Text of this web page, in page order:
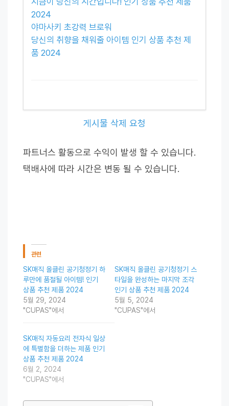
2024
야마사키 초강력 브로워
당신의 취향을 채워줄 아이템 인기 상품 추천 제
품 2024
게시물 삭제 요청
파트너스 활동으로 수익이 발생 할 수 있습니다.
택배사에 따라 시간은 변동 될 수 있습니다.
관련
SK매직 올클린 공기청정기 하
루만에 품절될 아이템! 인기
상품 추천 제품 2024
5월 29, 2024
"CUPAS"에서
SK매직 올클린 공기청정기 스
타일을 완성하는 마지막 조각
인기 상품 추천 제품 2024
5월 5, 2024
"CUPAS"에서
SK매직 자동요리 전자식 일상
에 특별함을 더하는 제품 인기
상품 추천 제품 2024
6월 2, 2024
"CUPAS"에서